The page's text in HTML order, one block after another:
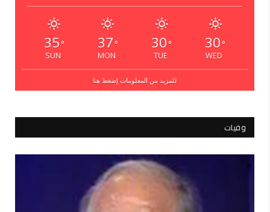
35 °
SUN
37 °
MON
30 °
TUE
30 °
WED
للمزيد من المعلومات إضغط هنا
وفيات